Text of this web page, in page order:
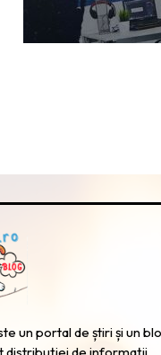
un portal de știri și un